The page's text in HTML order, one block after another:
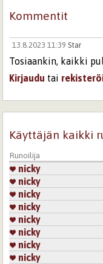
Kommentit
13.8.2023 11:39 Star
Tosiaankin, kaikki
Kirjaudu tai
Sivut
Käyttäjän kaikki
Runoilija
nicky
nicky
nicky
nicky
nicky
nicky
nicky
nicky